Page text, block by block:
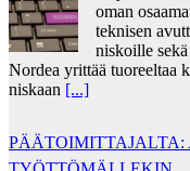
oman
teknisen
niskoille
Nordea yrittää tuoreeltaa
niskaan [...]